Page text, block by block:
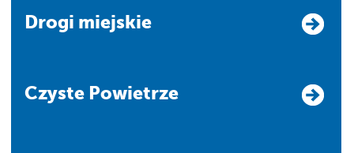
Drogi miejskie
Czyste Powietrze